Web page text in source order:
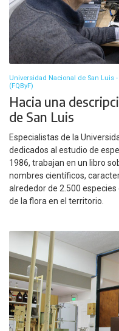
Universidad Nacional de San Luis
(FQByF)
Hacia una
de San Luis
Especialistas de la
dedicados al estudio de
1986, trabajan en un libro
nombres científicos,
alrededor de 2.500
de la flora en el territorio.